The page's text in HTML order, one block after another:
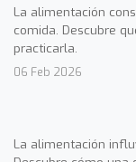
La alimentación
comida. Descubre
practicarla.
06 Feb 2026
La alimentación